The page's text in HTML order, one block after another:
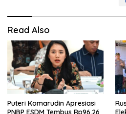
Read Also
Puteri Komarudin Apresiasi